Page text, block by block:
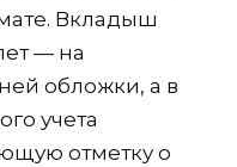
Вкладыш
— на
обложки, а в
учета
отметку о